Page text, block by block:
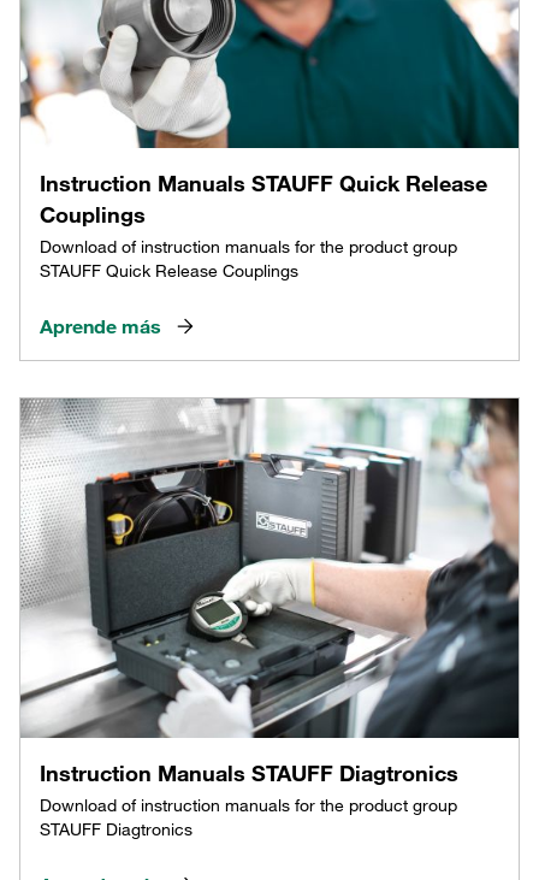
Instruction Manuals STAUFF Quick Release
Couplings
Download of instruction manuals for the product group
STAUFF Quick Release Couplings
Aprende más
Instruction Manuals STAUFF Diagtronics
Download of instruction manuals for the product group
STAUFF Diagtronics